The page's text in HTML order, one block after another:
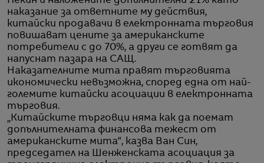
наказание за ответните му действия,
китайски продавачи в електронната търговия
повишават цените за американските
потребители с до 70%, а други се готвят да
напуснат пазара на САЩ.
Наказателните мита правят търговията
икономически невъзможна, според една от най-
големите китайски асоциации в електронната
търговия.
„Китайските търговци няма как да поемат
допълнителната финансова тежест от
американските мита“, казва Ван Син,
председател на Шенженската асоциация за